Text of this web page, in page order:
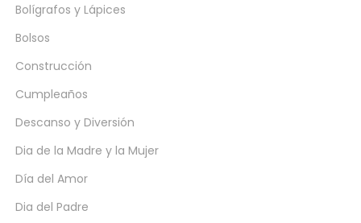
Bolígrafos y Lápices
Bolsos
Construcción
Cumpleaños
Descanso y Diversión
Dia de la Madre y la Mujer
Día del Amor
Dia del Padre